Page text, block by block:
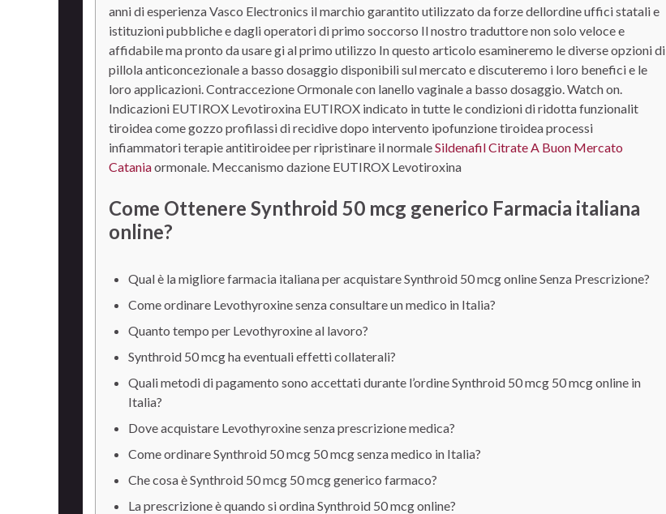
anni di esperienza Vasco Electronics il marchio garantito utilizzato da forze dellordine uffici statali e
istituzioni pubbliche e dagli operatori di primo soccorso Il nostro traduttore non solo veloce e
affidabile ma pronto da usare gi al primo utilizzo In questo articolo esamineremo le diverse opzioni di
pillola anticoncezionale a basso dosaggio disponibili sul mercato e discuteremo i loro benefici e le
loro applicazioni. Contraccezione Ormonale con lanello vaginale a basso dosaggio. Watch on.
Indicazioni EUTIROX Levotiroxina EUTIROX indicato in tutte le condizioni di ridotta funzionalit
tiroidea come gozzo profilassi di recidive dopo intervento ipofunzione tiroidea processi
infiammatori terapie antitiroidee per ripristinare il normaleSildenafil Citrate A Buon Mercato
Cataniaormonale. Meccanismo dazione EUTIROX Levotiroxina
Come Ottenere Synthroid 50 mcg generico Farmacia italiana
online?
Qual è la migliore farmacia italiana per acquistare Synthroid 50 mcg online Senza Prescrizione?
Come ordinare Levothyroxine senza consultare un medico in Italia?
Quanto tempo per Levothyroxine al lavoro?
Synthroid 50 mcg ha eventuali effetti collaterali?
Quali metodi di pagamento sono accettati durante l’ordine Synthroid 50 mcg 50 mcg online in
Italia?
Dove acquistare Levothyroxine senza prescrizione medica?
Come ordinare Synthroid 50 mcg 50 mcg senza medico in Italia?
Che cosa è Synthroid 50 mcg 50 mcg generico farmaco?
La prescrizione è quando si ordina Synthroid 50 mcg online?